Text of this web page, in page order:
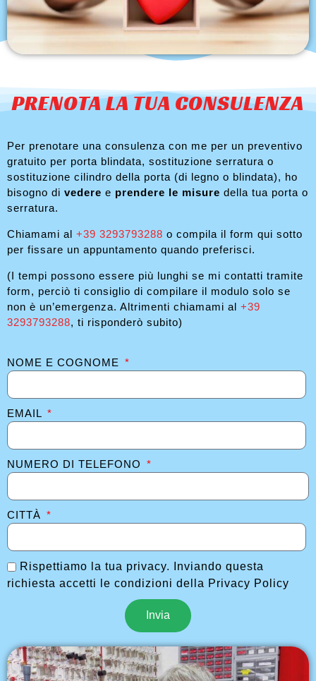
PRENOTA LA TUA CONSULENZA
Per prenotare una consulenza con me per un preventivo
gratuito per porta blindata, sostituzione serratura o
sostituzione cilindro della porta (di legno o blindata), ho
bisogno di vedere e prendere le misure della tua porta o
serratura.
Chiamami al +39 3293793288 o compila il form qui sotto
per fissare un appuntamento quando preferisci.
(I tempi possono essere più lunghi se mi contatti tramite
form, perciò ti consiglio di compilare il modulo solo se
non è un’emergenza. Altrimenti chiamami al +39
3293793288, ti risponderò subito)
NOME E COGNOME
EMAIL
NUMERO DI TELEFONO
CITTÀ
Rispettiamo la tua privacy. Inviando questa
richiesta accetti le condizioni della Privacy Policy
Invia